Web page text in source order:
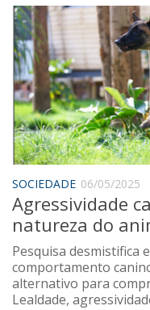
SOCIEDADE 06/05/2025
Agressividade
natureza do
Pesquisa desmistifica
comportamento
alternativo para
Lealdade,